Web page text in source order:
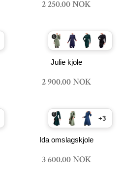
2 250.00 NOK
Julie kjole
2 900.00 NOK
+3
Ida omslagskjole
3 600.00 NOK